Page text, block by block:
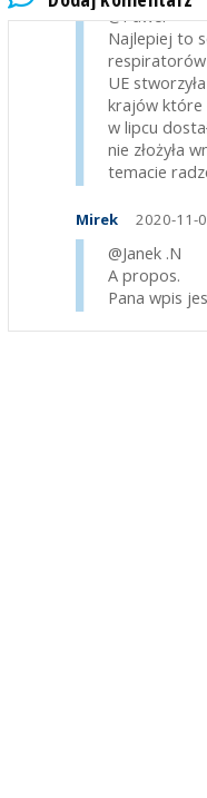
@Pawel
Najlepiej to
UE
krajów które
w lipcu
nie złożyła
temacie
Mirek 2020-11-
@Janek .N
A propos.
Pana wpis